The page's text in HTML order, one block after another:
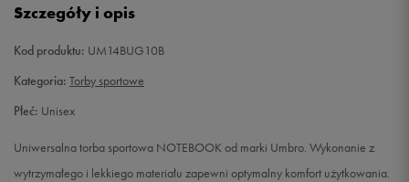
Szczegóły i opis
Kod produktu: UM14BUG10B
Kategoria: Torby sportowe
Płeć: Unisex
Uniwersalna torba sportowa NOTEBOOK od marki Umbro. Wykonanie z
wytrzymałego i lekkiego materiału zapewni optymalny komfort użytkowania.